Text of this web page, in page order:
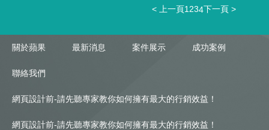
< 上一頁1 234下一頁 >
關於蘋果 最新消息 案件展示 成功案例
聯絡我們
網頁設計前-請先聽專家教你如何擁有最大的行銷效益！
網頁設計前-請先聽專家教你如何擁有最大的行銷效益！